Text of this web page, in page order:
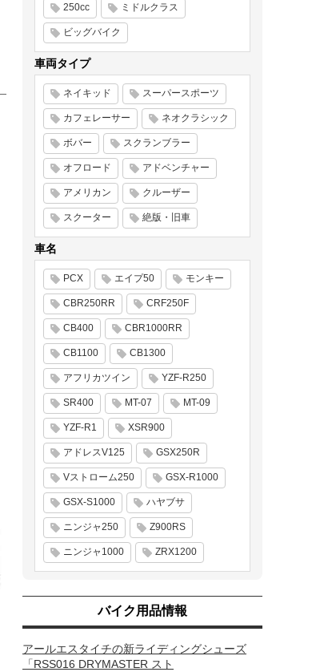
250cc ミドルクラス
ビッグバイク
車両タイプ
ネイキッド スーパースポーツ
カフェレーサー ネオクラシック
ボバー スクランブラー
オフロード アドベンチャー
アメリカン クルーザー
スクーター 絶版・旧車
車名
PCX エイプ50 モンキー
CBR250RR CRF250F
CB400 CBR1000RR
CB1100 CB1300
アフリカツイン YZF-R250
SR400 MT-07 MT-09
YZF-R1 XSR900
アドレスV125 GSX250R
Vストローム250 GSX-R1000
GSX-S1000 ハヤブサ
ニンジャ250 Z900RS
ニンジャ1000 ZRX1200
バイク用品情報
アールエスタイチの新ライディングシューズ
「RSS016 DRYMASTER スト